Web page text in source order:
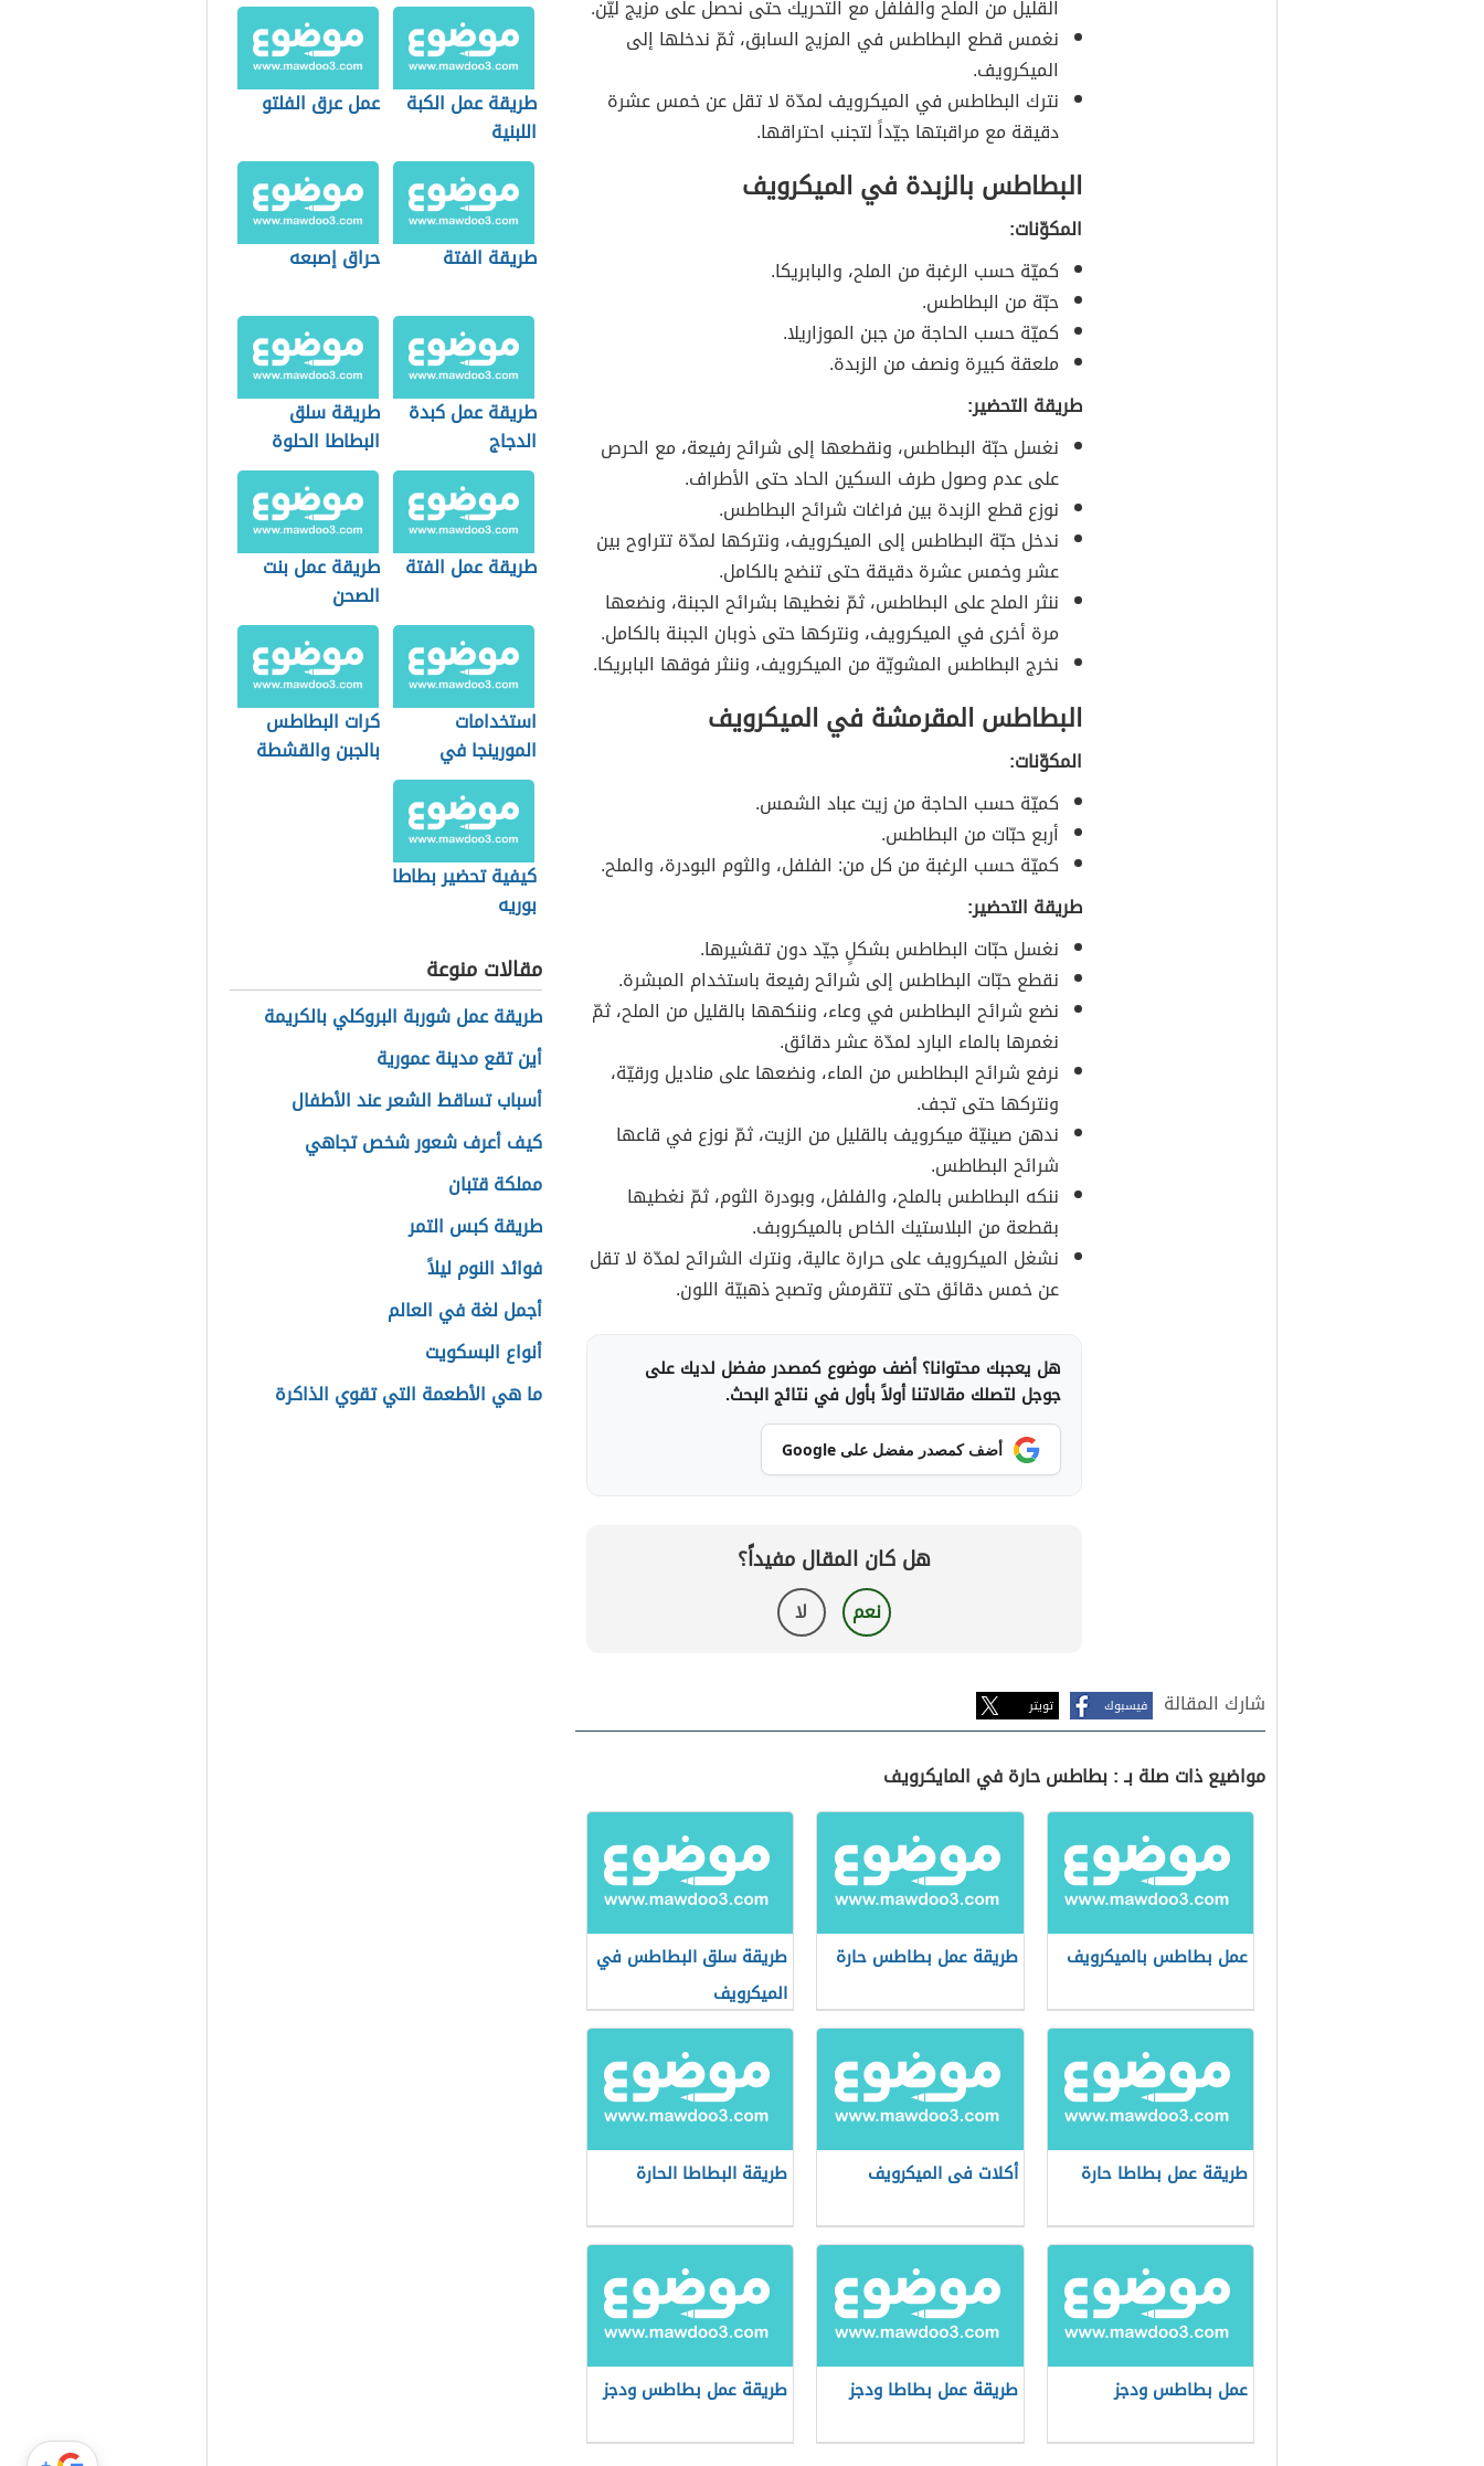
القليل من الملح والفلفل مع التحريك حتى نحصل على مزيج ليّن.
نغمس قطع البطاطس في المزيج السابق، ثمّ ندخلها إلى
الميكرويف.
نترك البطاطس في الميكرويف لمدّة لا تقل عن خمس عشرة
دقيقة مع مراقبتها جيّداً لتجنب احتراقها.
البطاطس بالزبدة في الميكرويف
المكوّنات:
كميّة حسب الرغبة من الملح، والبابريكا.
حبّة من البطاطس.
كميّة حسب الحاجة من جبن الموزاريلا.
ملعقة كبيرة ونصف من الزبدة.
طريقة التحضير:
نغسل حبّة البطاطس، ونقطعها إلى شرائح رفيعة، مع الحرص
على عدم وصول طرف السكين الحاد حتى الأطراف.
نوزع قطع الزبدة بين فراغات شرائح البطاطس.
ندخل حبّة البطاطس إلى الميكرويف، ونتركها لمدّة تتراوح بين
عشر وخمس عشرة دقيقة حتى تنضج بالكامل.
ننثر الملح على البطاطس، ثمّ نغطيها بشرائح الجبنة، ونضعها
مرة أخرى في الميكرويف، ونتركها حتى ذوبان الجبنة بالكامل.
نخرج البطاطس المشويّة من الميكرويف، وننثر فوقها البابريكا.
البطاطس المقرمشة في الميكرويف
المكوّنات:
كميّة حسب الحاجة من زيت عباد الشمس.
أربع حبّات من البطاطس.
كميّة حسب الرغبة من كل من: الفلفل، والثوم البودرة، والملح.
طريقة التحضير:
نغسل حبّات البطاطس بشكلٍ جيّد دون تقشيرها.
نقطع حبّات البطاطس إلى شرائح رفيعة باستخدام المبشرة.
نضع شرائح البطاطس في وعاء، وننكهها بالقليل من الملح، ثمّ
نغمرها بالماء البارد لمدّة عشر دقائق.
نرفع شرائح البطاطس من الماء، ونضعها على مناديل ورقيّة،
ونتركها حتى تجف.
ندهن صينيّة ميكرويف بالقليل من الزيت، ثمّ نوزع في قاعها
شرائح البطاطس.
ننكه البطاطس بالملح، والفلفل، وبودرة الثوم، ثمّ نغطيها
بقطعة من البلاستيك الخاص بالميكروبف.
نشغل الميكرويف على حرارة عالية، ونترك الشرائح لمدّة لا تقل
عن خمس دقائق حتى تتقرمش وتصبح ذهبيّة اللون.
هل يعجبك محتوانا؟ أضف موضوع كمصدر مفضل لديك على
جوجل لتصلك مقالاتنا أولاً بأول في نتائج البحث.
أضف كمصدر مفضل على Google
هل كان المقال مفيداً؟
نعم لا
شارك المقالة فيسبوك تويتر
مواضيع ذات صلة بـ : بطاطس حارة في المايكرويف
عمل بطاطس بالميكرويف طريقة عمل بطاطس حارة
طريقة سلق البطاطس في
الميكرويف
طريقة عمل بطاطا حارة أكلات فى الميكرويف طريقة البطاطا الحارة
عمل بطاطس ودجز طريقة عمل بطاطا ودجز طريقة عمل بطاطس ودجز
طريقة عمل الكبة
اللبنية
عمل عرق الفلتو
طريقة الفتة حراق إصبعه
طريقة عمل كبدة
الدجاج
طريقة سلق
البطاطا الحلوة
طريقة عمل الفتة
طريقة عمل بنت
الصحن
استخدامات
المورينجا في
وصفات الطعام
كرات البطاطس
بالجبن والقشطة
كيفية تحضير بطاطا
بوريه
مقالات منوعة
طريقة عمل شوربة البروكلي بالكريمة
أين تقع مدينة عمورية
أسباب تساقط الشعر عند الأطفال
كيف أعرف شعور شخص تجاهي
مملكة قتبان
طريقة كبس التمر
فوائد النوم ليلاً
أجمل لغة في العالم
أنواع البسكويت
ما هي الأطعمة التي تقوي الذاكرة